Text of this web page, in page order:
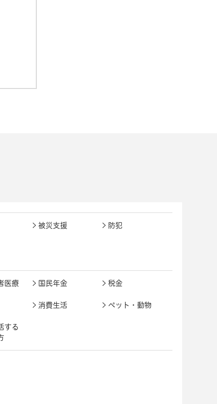
被災支援 防犯
医療 国民年金 税金
消費生活 ペット・動物
する